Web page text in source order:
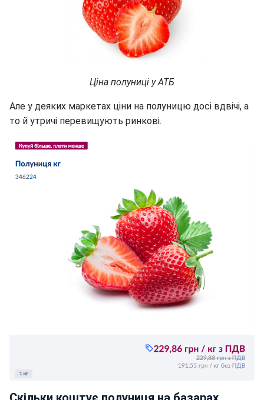
Ціна полуниці у АТБ
Але у деяких маркетах ціни на полуницю досі вдвічі, а
то й утричі перевищують ринкові.